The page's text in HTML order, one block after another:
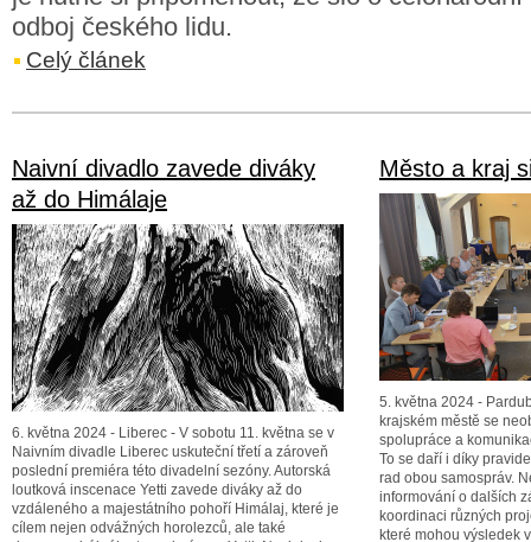
odboj českého lidu.
Celý článek
Naivní divadlo zavede diváky
až do Himálaje
6. května 2024 - Liberec - V sobotu 11. května se v
Naivním divadle Liberec uskuteční třetí a zároveň
poslední premiéra této divadelní sezóny. Autorská
loutková inscenace Yetti zavede diváky až do
vzdáleného a majestátního pohoří Himálaj, které je
cílem nejen odvážných horolezců, ale také
Město a kraj
5. května 2024 -
krajském městě se
spolupráce a
To se daří i díky
rad obou samospráv.
informování o dalších
koordinaci různých
které mohou výsledek